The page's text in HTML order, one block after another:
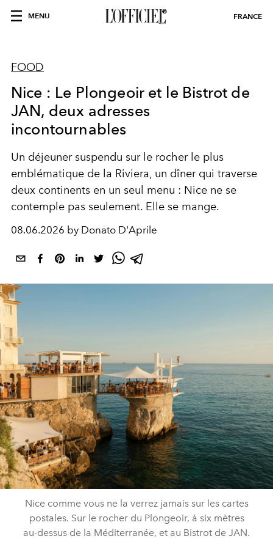
MENU FRANCE
FOOD
Nice : Le Plongeoir et le Bistrot de
JAN, deux adresses
incontournables
Un déjeuner suspendu sur le rocher le plus
emblématique de la Riviera, un dîner qui traverse
deux continents en un seul menu : Nice ne se
contemple pas seulement. Elle se mange.
08.06.2026 by Donato D'Aprile
Nice comme vous ne la verrez jamais sur les cartes
postales. Sur le rocher du Plongeoir, à six mètres
au-dessus de la Méditerranée, et au Bistrot de JAN.